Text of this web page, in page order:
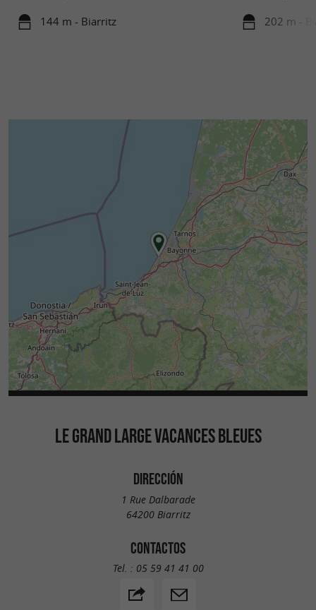
144 m - Biarritz 202 m -
LE GRAND LARGE VACANCES BLEUES
DIRECCIÓN
1 Rue Dalbarade
64200 Biarritz
CONTACTOS
Tel. : 05 59 41 41 00